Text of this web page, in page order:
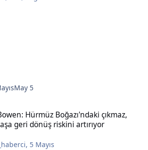
May 5
Hürmüz Boğazı'ndaki çıkmaz,
geri dönüş riskini artırıyor
, 5 Mayıs